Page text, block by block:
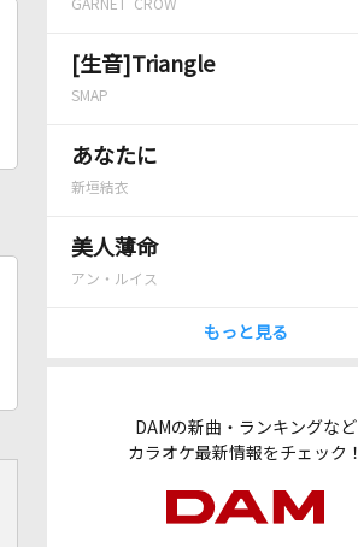
GARNET CROW
[生音]Triangle
SMAP
あなたに
新垣結衣
美人薄命
アン・ルイス
もっと見る
DAMの新曲・ランキングなど
カラオケ最新情報をチェック！